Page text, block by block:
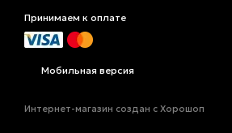
Принимаем к оплате
Мобильная версия
Интернет-магазин создан с Хорошоп